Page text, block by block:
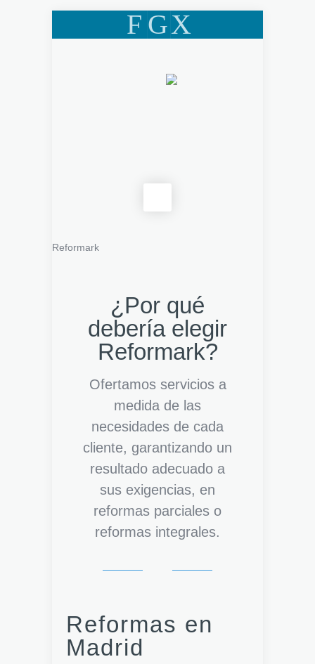
F GX
Reformark
¿Por qué
debería elegir
Reformark?
Ofertamos servicios a
medida de las
necesidades de cada
cliente, garantizando un
resultado adecuado a
sus exigencias, en
reformas parciales o
reformas integrales.
Reformas en
Madrid